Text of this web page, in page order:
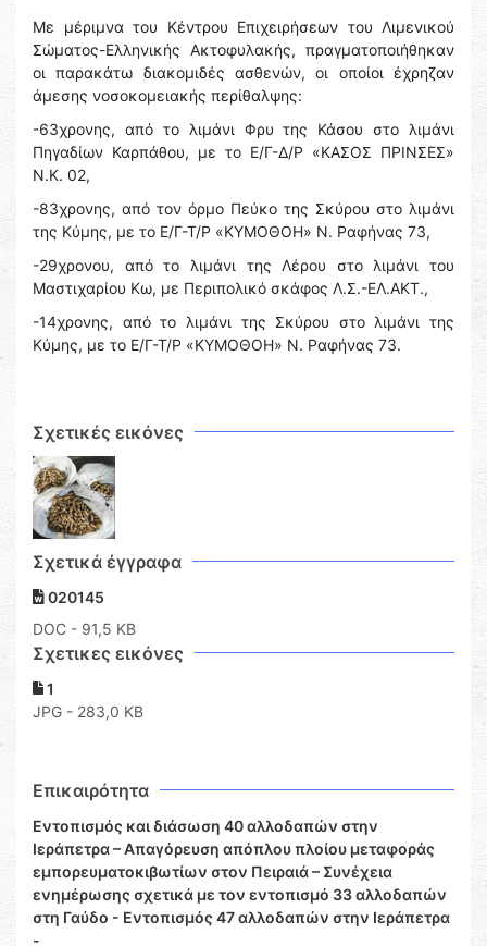
Με μέριμνα του Κέντρου Επιχειρήσεων του Λιμενικού
Σώματος-Ελληνικής Ακτοφυλακής, πραγματοποιήθηκαν
οι παρακάτω διακομιδές ασθενών, οι οποίοι έχρηζαν
άμεσης νοσοκομειακής περίθαλψης:
-63χρονης, από το λιμάνι Φρυ της Κάσου στο λιμάνι
Πηγαδίων Καρπάθου, με το Ε/Γ-Δ/Ρ «ΚΑΣΟΣ ΠΡΙΝΣΕΣ»
Ν.Κ. 02,
-83χρονης, από τον όρμο Πεύκο της Σκύρου στο λιμάνι
της Κύμης, με το Ε/Γ-Τ/Ρ «ΚΥΜΟΘΟΗ» Ν. Ραφήνας 73,
-29χρονου, από το λιμάνι της Λέρου στο λιμάνι του
Μαστιχαρίου Κω, με Περιπολικό σκάφος Λ.Σ.-ΕΛ.ΑΚΤ.,
-14χρονης, από το λιμάνι της Σκύρου στο λιμάνι της
Κύμης, με το Ε/Γ-Τ/Ρ «ΚΥΜΟΘΟΗ» Ν. Ραφήνας 73.
Σχετικές εικόνες
Σχετικά έγγραφα
020145
DOC - 91,5 KB
Σχετικες εικόνες
1
JPG - 283,0 KB
Επικαιρότητα
Εντοπισμός και διάσωση 40 αλλοδαπών στην
Ιεράπετρα – Απαγόρευση απόπλου πλοίου μεταφοράς
εμπορευματοκιβωτίων στον Πειραιά – Συνέχεια
ενημέρωσης σχετικά με τον εντοπισμό 33 αλλοδαπών
στη Γαύδο - Εντοπισμός 47 αλλοδαπών στην Ιεράπετρα
-